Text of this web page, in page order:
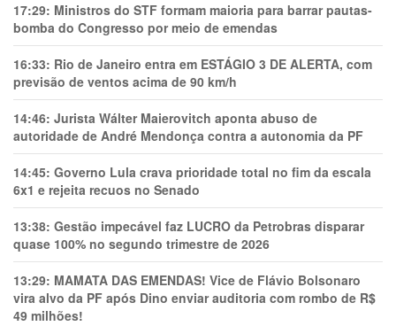
17:29: Ministros do STF formam maioria para barrar pautas-
bomba do Congresso por meio de emendas
16:33: Rio de Janeiro entra em ESTÁGIO 3 DE ALERTA, com
previsão de ventos acima de 90 km/h
14:46: Jurista Wálter Maierovitch aponta abuso de
autoridade de André Mendonça contra a autonomia da PF
14:45: Governo Lula crava prioridade total no fim da escala
6x1 e rejeita recuos no Senado
13:38: Gestão impecável faz LUCRO da Petrobras disparar
quase 100% no segundo trimestre de 2026
13:29: MAMATA DAS EMENDAS! Vice de Flávio Bolsonaro
vira alvo da PF após Dino enviar auditoria com rombo de R$
49 milhões!